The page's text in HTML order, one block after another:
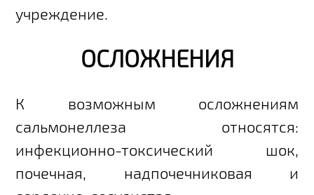
учреждение.
ОСЛОЖНЕНИЯ
К возможным осложнениям
сальмонеллеза относятся:
инфекционно-токсический шок,
почечная, надпочечниковая и